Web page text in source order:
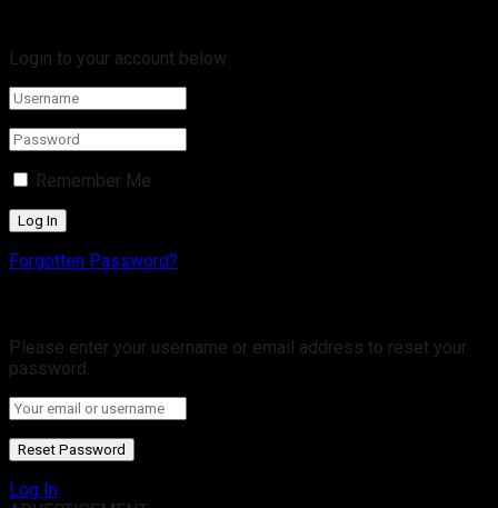
Login to your account below
Remember Me
Forgotten Password?
Please enter your username or email address to reset your
password.
Log In